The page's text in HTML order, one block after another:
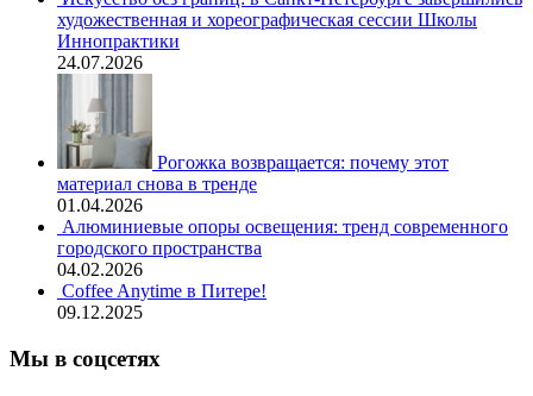
художественная и хореографическая сессии Школы
Иннопрактики
24.07.2026
Рогожка возвращается: почему этот
материал снова в тренде
01.04.2026
Алюминиевые опоры освещения: тренд современного
городского пространства
04.02.2026
Coffee Anytime в Питере!
09.12.2025
Мы в соцсетях